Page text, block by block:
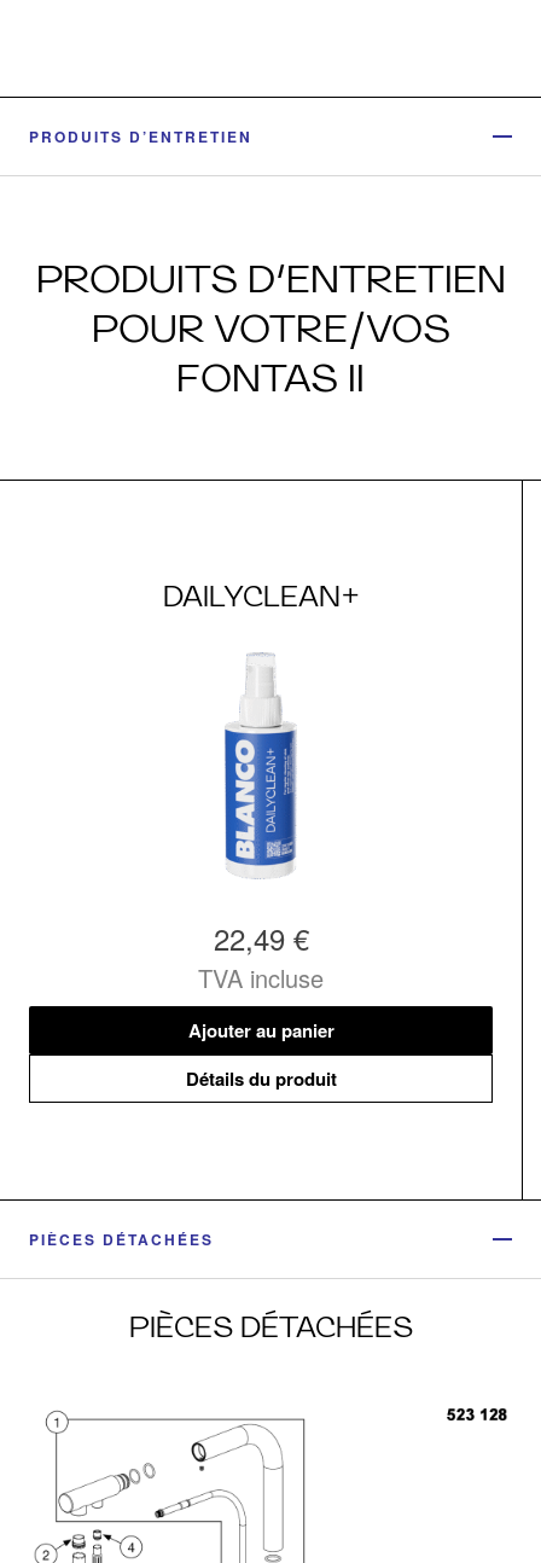
PRODUITS D’ENTRETIEN
PRODUITS D’ENTRETIEN
POUR VOTRE/VOS
FONTAS II
DAILYCLEAN+
22,49 €
TVA incluse
Ajouter au panier
Détails du produit
PIÈCES DÉTACHÉES
PIÈCES DÉTACHÉES